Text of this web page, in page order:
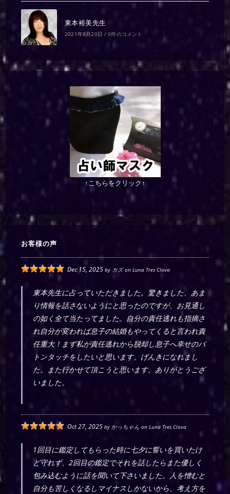
東本裕美先生
2021年8月20日 / 0件のコメント
↑こちらをクリック↑
お客様の声
Dec 15, 2025 by カズonLuna Tres Clova
東本先生に占っていただきました。驚きました、あま
り情報を話さないようにと思ったのですが、お見通し
の如く全て当たってました。自分の責任逃れも指摘さ
れ自分が変われば息子の結婚もやってくると言われ責
任重大！まず私が責任逃れから脱却し息子へ幸せのバ
トンタッチをしたいと思います。げんきになれまし
た。また行かせて頂こうと思います。ありがとうござ
いました。
Oct 27, 2025 by かっちゃん onLuna Tres Clova
1回目に鑑定してもらった時に七夕に誓いを買いたけ
ど守れず、2回目の鑑定でそれを話したらまた優しく
包み込むように話を聞いて下さいました。人を憎むと
自分も苦しくなるしマイナスしかないから、考え方を